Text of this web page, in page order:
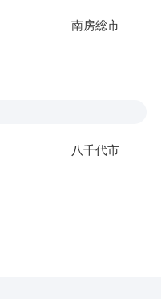
南房総市
八千代市